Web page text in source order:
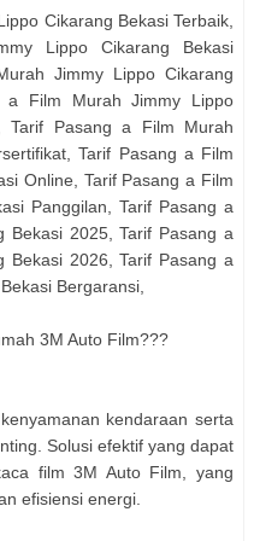
Cikarang Bekasi Terbaik,
Lippo Cikarang Bekasi
Jimmy Lippo Cikarang
a Film Murah Jimmy Lippo
Tarif Pasang a Film Murah
Tarif Pasang a Film
Online, Tarif Pasang a Film
Panggilan, Tarif Pasang a
Bekasi 2025, Tarif Pasang a
Bekasi 2026, Tarif Pasang a
Bergaransi,
3M Auto Film???
kendaraan serta
Solusi efektif yang dapat
film 3M Auto Film, yang
efisiensi energi.